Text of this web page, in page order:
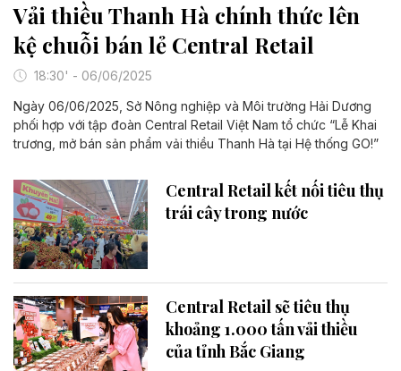
Vải thiều Thanh Hà chính thức lên
kệ chuỗi bán lẻ Central Retail
18:30' - 06/06/2025
Ngày 06/06/2025, Sở Nông nghiệp và Môi trường Hải Dương
phối hợp với tập đoàn Central Retail Việt Nam tổ chức “Lễ Khai
trương, mở bán sản phẩm vải thiều Thanh Hà tại Hệ thống GO!”
Central Retail kết nối tiêu thụ
trái cây trong nước
Central Retail sẽ tiêu thụ
khoảng 1.000 tấn vải thiều
của tỉnh Bắc Giang